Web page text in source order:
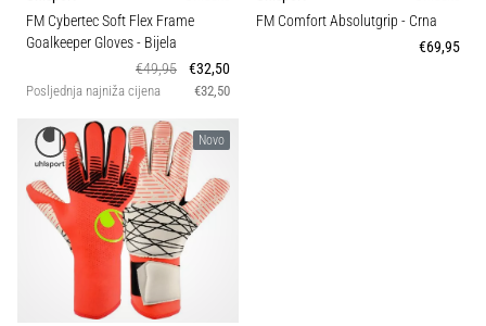
sa
službenim
Nike,
adidas
PUMA.
utakmice,
FM Cybertec Soft Flex Frame
Goalkeeper Gloves- Bijela
€49,95
€32,50
Posljednja najniža cijena €32,50
FM Comfort Absolutgrip - Crna
€69,95
Novo